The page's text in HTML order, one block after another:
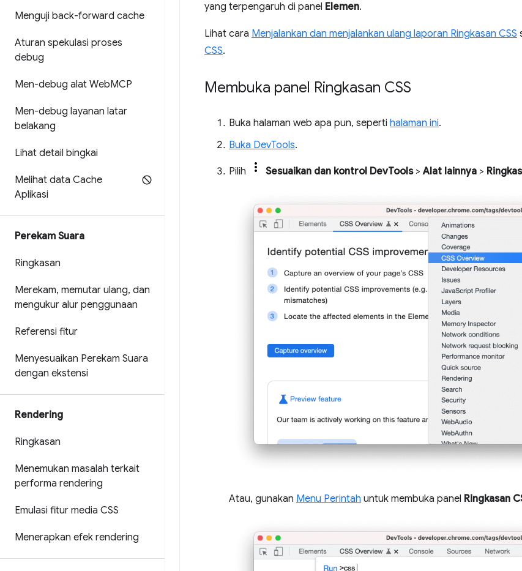
Menguji back-forward cache
Aturan spekulasi proses
debug
Men-debug alat WebMCP
Men-debug layanan latar
belakang
Lihat detail bingkai
Melihat data Cache
Aplikasi
Perekam Suara
Ringkasan
Merekam, memutar ulang, dan
mengukur alur penggunaan
Referensi fitur
Menyesuaikan Perekam Suara
dengan ekstensi
Rendering
Ringkasan
Menemukan masalah terkait
performa rendering
Emulasi fitur media CSS
Menerapkan efek rendering
yang terpengaruh di panel Elemen.
Lihat cara Menjalankan dan menjalankan ulang laporan Ringkasan CSS
CSS.
Membuka panel Ringkasan CSS
Buka halaman web apa pun, seperti halaman ini.
Buka DevTools.
Pilih Sesuaikan dan kontrol DevTools>Alat lainnya >
Atau, gunakan Menu Perintah untuk membuka panel Ringkasan